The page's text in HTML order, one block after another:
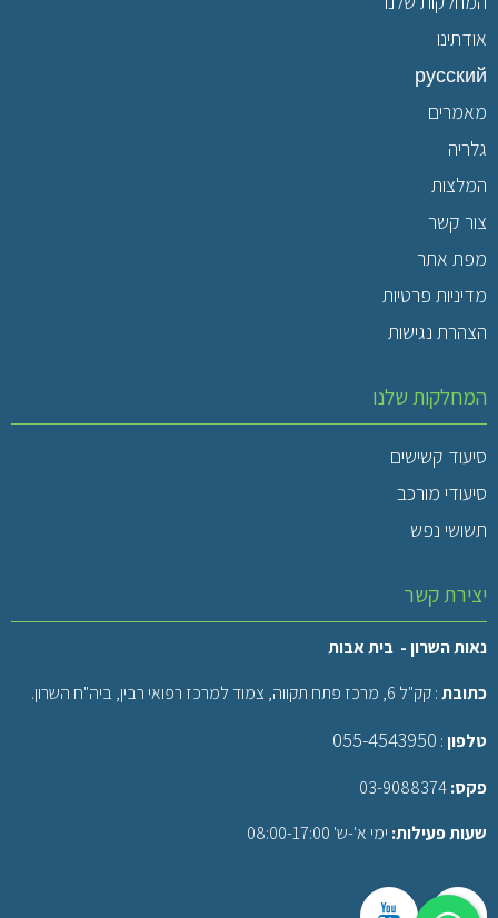
אודתינו
русский
מאמרים
גלריה
המלצות
צור קשר
מפת אתר
מדיניות פרטיות
הצהרת נגישות
המחלקות שלנו
סיעוד קשישים
סיעודי מורכב
תשושי נפש
יצירת קשר
נאות השרון - בית אבות
כתובת: קק"ל 6, מרכז פתח תקווה, צמוד למרכז רפואי רבין, ביה"ח השרון.
טלפון:
055-4543950
פקס:03-9088374
שעות פעילות: ימי א'-ש' 08:00-17:00